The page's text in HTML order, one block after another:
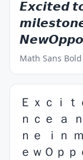
𝙀𝙭𝙘𝙞𝙩𝙚𝙙
Math Sans
Ｅｘｃｉ
ｎｃｅ ａ
ｎｅ ｉｎ
ｅｗＯｐ